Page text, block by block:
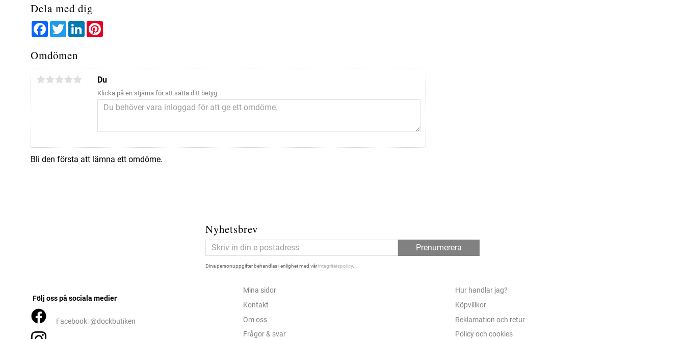
Dela med dig
FacebookTwitterLinkedIn
Omdömen
Du
Klicka på en stjärna för att sätta ditt betyg
Bli den första att lämna ett omdöme.
Nyhetsbrev
Prenumerera
Dina personuppgifter behandlas i enlighet med vårintegritetspolicy.
Följ oss på sociala medier
Facebook: @dockbutiken
Mina sidor
Kontakt
Om oss
Frågor & svar
Hur handlar jag?
Köpvillkor
Reklamation och retur
Policy och cookies